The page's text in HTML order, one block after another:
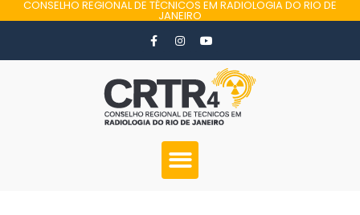
CONSELHO REGIONAL DE TÉCNICOS EM RADIOLOGIA DO RIO DE
JANEIRO